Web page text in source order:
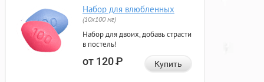
Набор для влюбленных
(10х100 мг)
Набор для двоих, добавь страсти
в постель!
от 120Р Купить